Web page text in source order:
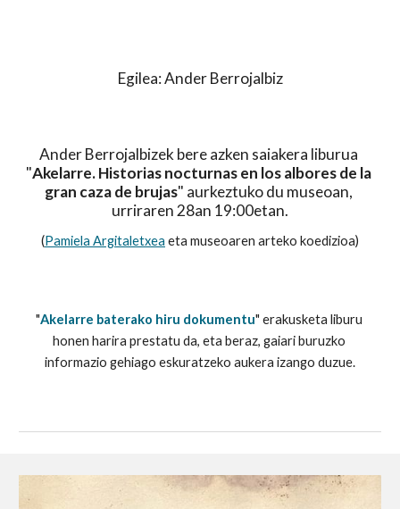
Egilea: Ander Berrojalbiz
Ander Berrojalbizek bere azken saiakera liburua
"Akelarre. Historias nocturnas en los albores de la
gran caza de brujas" aurkeztuko du museoan,
urriraren 28an 19:00etan.
(Pamiela Argitaletxea eta museoaren arteko koedizioa)
"Akelarre baterako hiru dokumentu" erakusketa liburu
honen harira prestatu da, eta beraz, gaiari buruzko
informazio gehiago eskuratzeko aukera izango duzue.